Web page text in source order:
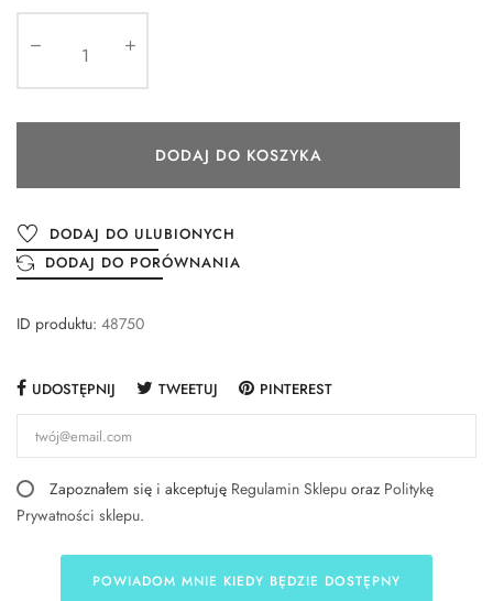
DODAJ DO KOSZYKA
DODAJ DO ULUBIONYCH
DODAJ DO PORÓWNANIA
ID produktu: 48750
UDOSTĘPNIJ TWEETUJ PINTEREST
Zapoznałem się i akceptuję Regulamin Sklepu oraz Politykę
Prywatności sklepu.
POWIADOM MNIE KIEDY BĘDZIE DOSTĘPNY